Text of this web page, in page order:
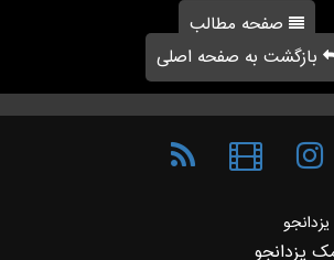
صفحه مطالب
بازگشت به صفحه اصلی
یزدانجو